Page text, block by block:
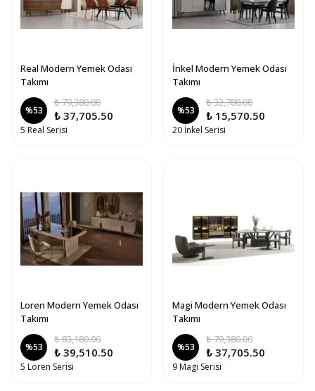
Real Modern Yemek Odası
Takımı
%53
₺ 79,380.00
₺ 37,705.50
5 Real Serisi
İnkel Modern Yemek Odası
Takımı
%53
₺ 32,780.00
₺ 15,570.50
20 İnkel Serisi
Loren Modern Yemek Odası
Takımı
%53
₺ 83,180.00
₺ 39,510.50
5 Loren Serisi
Magi Modern Yemek Odası
Takımı
%53
₺ 79,380.00
₺ 37,705.50
9 Magi Serisi